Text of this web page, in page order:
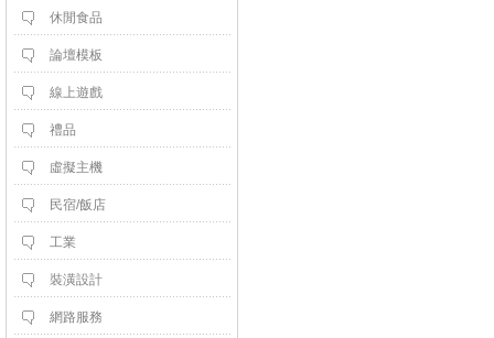
休閒食品
論壇模板
線上遊戲
禮品
虛擬主機
民宿/飯店
工業
裝潢設計
網路服務